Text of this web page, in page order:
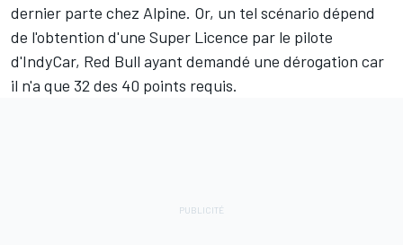
dernier parte chez Alpine. Or, un tel scénario dépend
de l'obtention d'une Super Licence par le pilote
d'IndyCar, Red Bull ayant demandé une dérogation car
il n'a que 32 des 40 points requis.